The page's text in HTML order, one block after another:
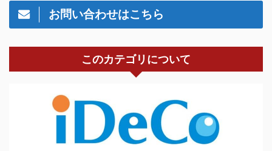
お問い合わせはこちら
このカテゴリについて